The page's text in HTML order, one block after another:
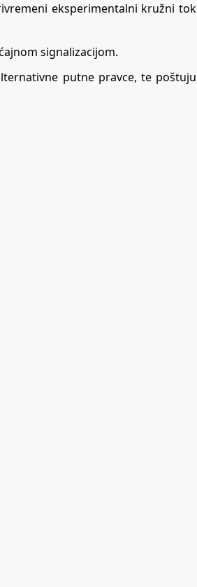
eksperimentalni kružni tok
signalizacijom.
putne pravce, te poštuju